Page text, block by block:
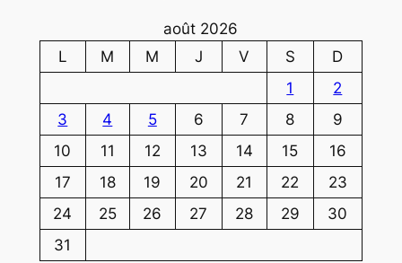
août 2026
L
M M J V S
D
1
2
3
4 5 6 7 8
9
10
11 12 13 14 15
16
17
18 19 20 21 22
23
24
25 26 27 28 29
30
31